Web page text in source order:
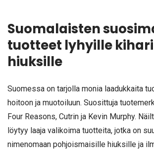
Suomalaisten
tuotteet lyhyille
hiuksille
Suomessa on tarjolla monia laadukkaita
hoitoon ja muotoiluun. Suosittuja
Four Reasons, Cutrin ja Kevin Murphy.
löytyy laaja valikoima tuotteita, jotka on
nimenomaan pohjoismaisille hiuksille ja